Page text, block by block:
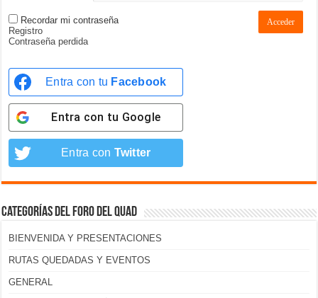
Recordar mi contraseña Acceder
Registro
Contraseña perdida
Entra con tu Facebook
Entra con tu Google
Entra con Twitter
Categorías del foro del Quad
BIENVENIDA Y PRESENTACIONES
RUTAS QUEDADAS Y EVENTOS
GENERAL